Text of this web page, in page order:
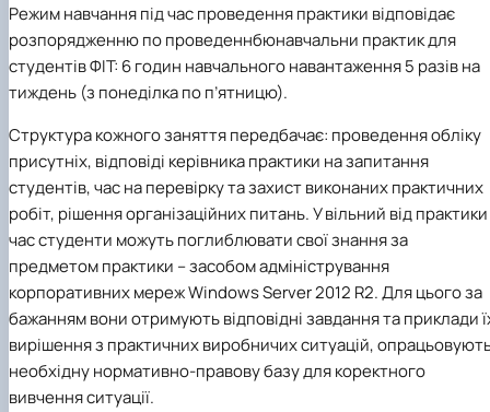
Режим навчання під час проведення практики відповідає
розпорядженню по проведеннбюнавчальни практик для
студентів ФІТ: 6 годин навчального навантаження 5 разів на
тиждень (з понеділка по п’ятницю).
Структура кожного заняття передбачає: проведення обліку
присутніх, відповіді керівника практики на запитання
студентів, час на перевірку та захист виконаних практичних
робіт, рішення організаційних питань. У вільний від практики
час студенти можуть поглиблювати свої знання за
предметом практики – засобом адміністрування
корпоративних мережWindowsServer2012 R2. Для цього за
бажанням вони отримують відповідні завдання та приклади
вирішення з практичних виробничих ситуацій,
необхідну нормативно-правову базу для коректного
вивчення ситуації.